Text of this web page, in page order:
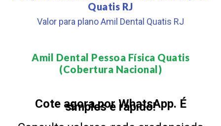
Quatis RJ
Valor para plano Amil Dental Quatis RJ
Amil Dental Pessoa Física Quatis
(Cobertura Nacional)​
Cote agora por WhatsApp. É
simples e rápido!